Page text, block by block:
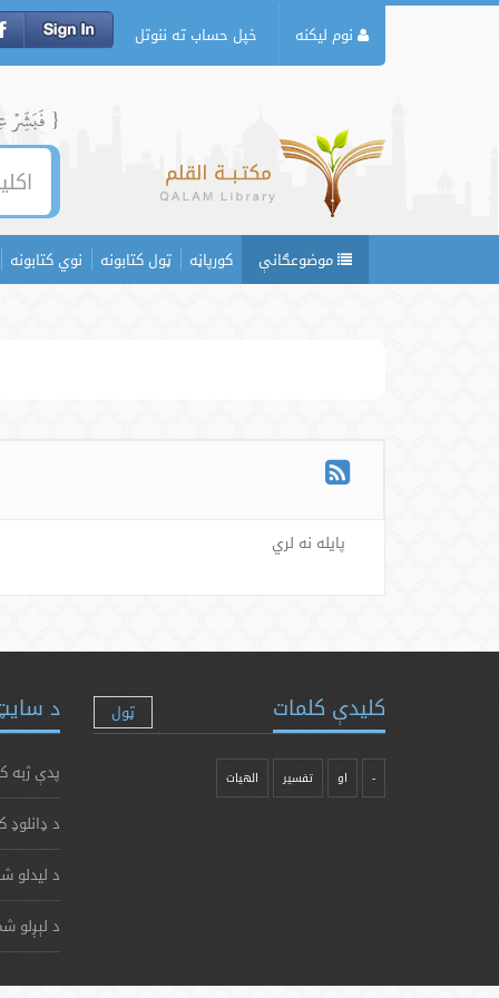
نوم لیکنه خپل حساب ته ننوتل
{ فَبَشِّرۡ
موضوعګانې کورپاڼه ټول کتابونه نوي کتابونه
پایله نه لري
کلیدې کلمات ټول
- او تفسیر الهیات
د
پدې ژبه
د ډانلوډ
د لیدلو
د لېږلو